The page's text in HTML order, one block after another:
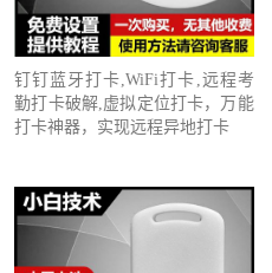
钉钉蓝牙打卡,WiFi打卡,远程考
勤打卡破解,虚拟定位打卡，万能
打卡神器，实现远程异地打卡